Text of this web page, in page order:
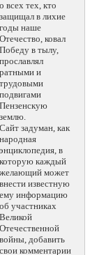
о всех тех, кто
защищал в лихие
годы наше
Отечество, ковал
Победу в тылу,
прославлял
ратными и
трудовыми
подвигами
Пензенскую
землю.
Сайт задуман, как
народная
энциклопедия, в
которую каждый
желающий может
внести известную
ему информацию
об участниках
Великой
Отечественной
войны, добавить
свои комментарии